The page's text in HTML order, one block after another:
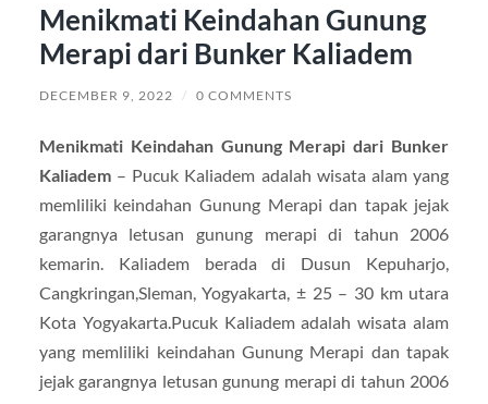
Menikmati Keindahan Gunung
Merapi dari Bunker Kaliadem
DECEMBER 9, 2022 / 0 COMMENTS
Menikmati Keindahan Gunung Merapi dari Bunker
Kaliadem– Pucuk Kaliadem adalah wisata alam yang
memliliki keindahan Gunung Merapi dan tapak jejak
garangnya letusan gunung merapi di tahun 2006
kemarin. Kaliadem berada di Dusun Kepuharjo,
Cangkringan,Sleman, Yogyakarta, ± 25 – 30 km utara
Kota Yogyakarta.Pucuk Kaliadem adalah wisata alam
yang memliliki keindahan Gunung Merapi dan tapak
jejak garangnya letusan gunung merapi di tahun 2006